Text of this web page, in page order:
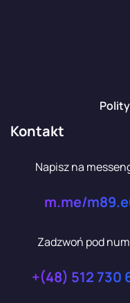
Kontakt
Napisz na
m.me/
Zadzwoń pod
+(48) 512 730